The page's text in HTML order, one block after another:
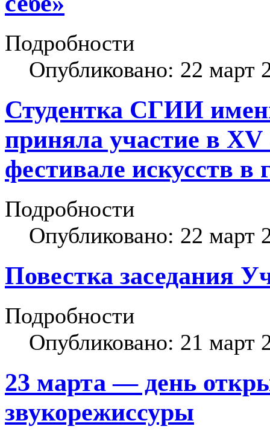
Подробности
Опубликовано: 22 март
Студентка СГИИ
приняла участие в
фестивале искусств в
Подробности
Опубликовано: 22 март
Повестка заседания
Подробности
Опубликовано: 21 март
23 марта — день
звукорежиссуры